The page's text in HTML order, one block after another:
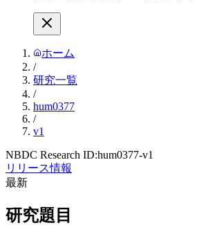
ホーム
/
研究一覧
/
hum0377
/
v1
NBDC Research ID:hum0377-v1
リリース情報
最新
研究題目